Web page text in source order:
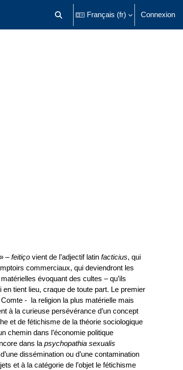
Activer/désactiver la saisie de
Français ‎(fr)‎ Connexion
–feitiço vient de l’adjectif latin facticius, qui
commerciaux, qui deviendront les
évoquant des cultes – qu’ils
tient lieu, craque de toute part. Le premier
- la religion la plus matérielle mais
à la curieuse persévérance d’un concept
et de fétichisme de la théorie sociologique
chemin dans l’économie politique
dans la psychopathia sexualis
dissémination ou d’une contamination
et à la catégorie de l’objet le fétichisme